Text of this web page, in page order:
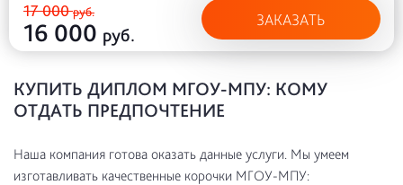
17 000руб.
16 000 руб.
ЗАКАЗАТЬ
КУПИТЬ ДИПЛОМ МГОУ-МПУ: КОМУ
ОТДАТЬ ПРЕДПОЧТЕНИЕ
Наша компания готова оказать данные услуги. Мы умеем
изготавливать качественные корочки МГОУ-МПУ: